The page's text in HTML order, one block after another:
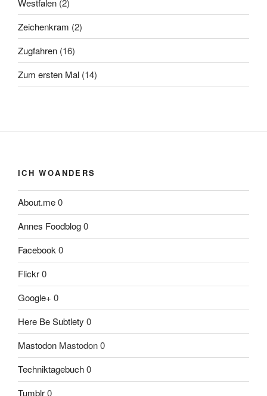
Zeichenkram (2)
Zugfahren (16)
Zum ersten Mal (14)
ICH WOANDERS
About.me0
Annes Foodblog0
Facebook 0
Flickr0
Google+ 0
Here Be Subtlety 0
Mastodon Mastodon 0
Techniktagebuch0
Tumblr0